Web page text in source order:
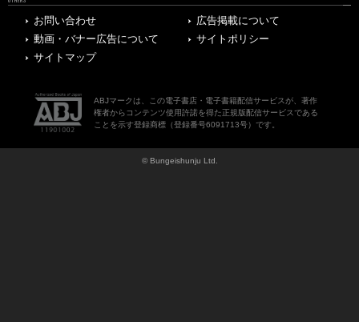
お問い合わせ
広告掲載について
動画・バナー広告について
サイトポリシー
サイトマップ
ABJマークは、この電子書店・電子書籍配信サービスが、著作
権者からコンテンツ使用許諾を得た正規版配信サービスである
ことを示す登録商標（登録番号6091713号）です。
© Bungeishunju Ltd.